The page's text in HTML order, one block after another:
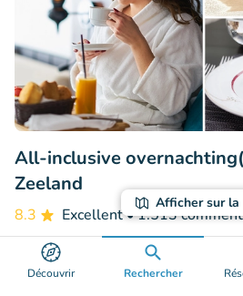
Découvrir Rechercher
Afficher sur la
All-inclusive
Zeeland
8.3 Excellent• 1.513
De Elderschans
Aardenburg (15km)